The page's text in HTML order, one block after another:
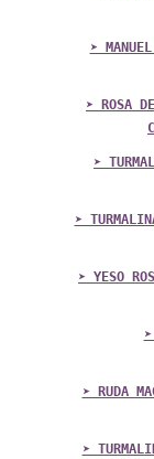
➤
➤ ROSA
➤
➤
➤ YESO
➤ RUDA
➤